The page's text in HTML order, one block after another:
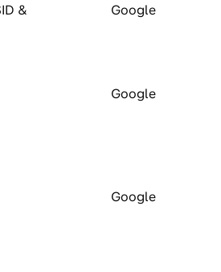
&
Google
Google
Google